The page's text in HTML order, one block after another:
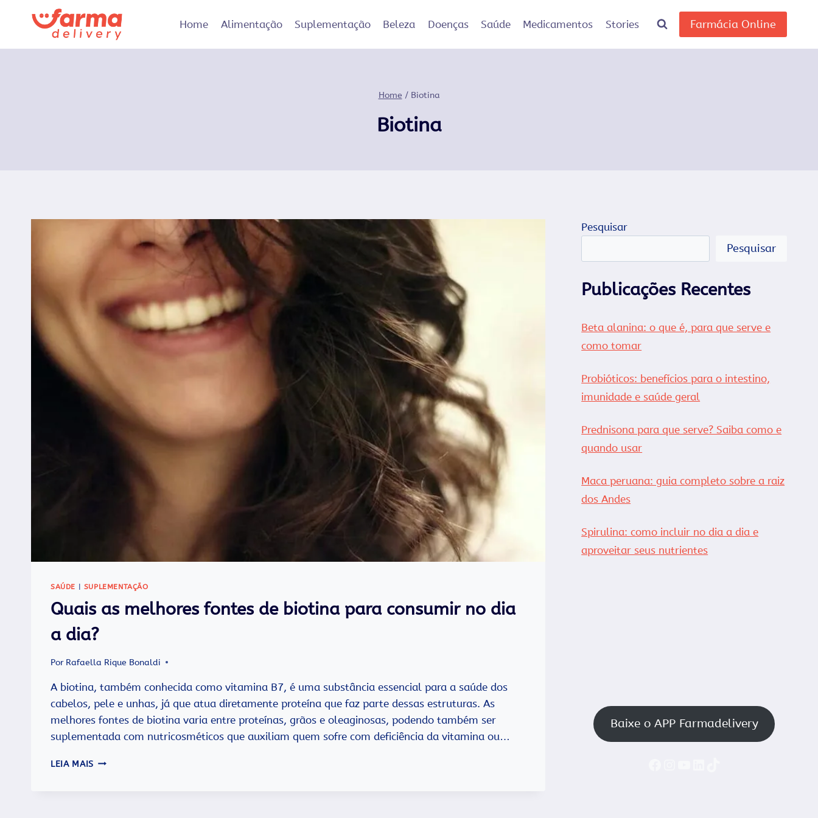
Home Alimentação Suplementação Beleza Doenças Saúde Medicamentos Stories Farmácia Online
Home / Biotina
Biotina
SAÚDE SUPLEMENTAÇÃO
Quais as melhores fontes de biotina para consumir no dia
a dia?
Por Rafaella Rique Bonaldi
A biotina, também conhecida como vitamina B7, é uma substância essencial para a saúde dos
cabelos, pele e unhas, já que atua diretamente proteína que faz parte dessas estruturas. As
melhores fontes de biotina varia entre proteínas, grãos e oleaginosas, podendo também ser
suplementada com nutricosméticos que auxiliam quem sofre com deficiência da vitamina ou…
LEIA MAIS QUAIS
Pesquisar
Pesquisar
Publicações Recentes
Beta alanina: o que é, para que serve e
como tomar
Probióticos: benefícios para o intestino,
imunidade e saúde geral
Prednisona para que serve? Saiba como e
quando usar
Maca peruana: guia completo sobre a raiz
dos Andes
Spirulina: como incluir no dia a dia e
aproveitar seus nutrientes
Baixe o APP Farmadelivery